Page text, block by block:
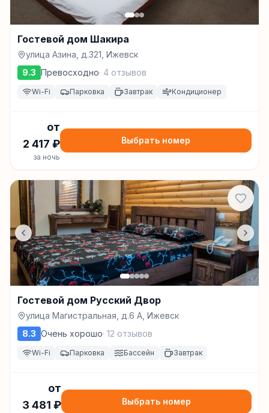
Гостевой дом Шакира
улица Азина, д.321, Ижевск
9.3 Превосходно· 4 отзывов
Wi-Fi Парковка Завтрак Кондиционер
от
2 417 ₽
за ночь
Выбрать номер
Гостевой дом Русский Двор
улица Магистральная, д.6 А, Ижевск
8.3 Очень хорошо· 12 отзывов
Wi-Fi Парковка Бассейн Завтрак
от
3 481 ₽ Выбрать номер